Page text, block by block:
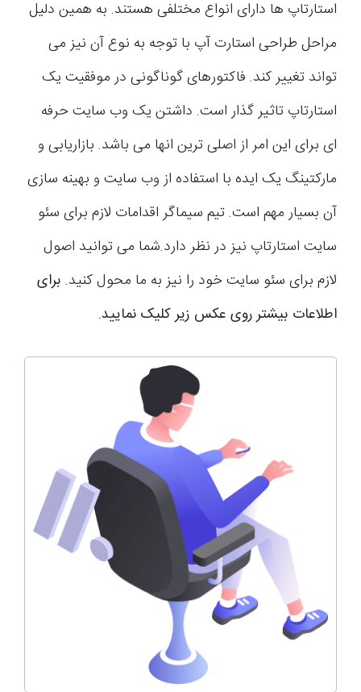
استارتاپ ها دارای انواع مختلفی هستند. به همین دلیل
مراحل طراحی استارت آپ با توجه به نوع آن نیز می
تواند تغییر کند. فاکتورهای گوناگونی در موفقیت یک
استارتاپ تاثیر گذار است. داشتن یک وب سایت حرفه
ای برای این امر از اصلی ترین انها می باشد. بازاریابی و
مارکتینگ یک ایده با استفاده از وب سایت و بهینه سازی
آن بسیار مهم است. تیم سیماگر اقدامات لازم برای سئو
سایت استارتاپ نیز در نظر دارد.شما می توانید اصول
لازم برای سئو سایت خود را نیز به ما محول کنید. برای
اطلاعات بیشتر روی عکس زیر کلیک نمایید.